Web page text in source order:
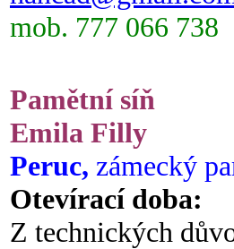
mob. 777 066 738
Pamětní síň
Emila Filly
Peruc, zámecký
Otevírací doba:
Z technických